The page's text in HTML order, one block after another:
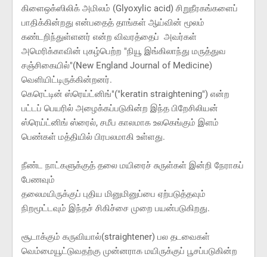
கிளைஒக்ஸிலிக் அமிலம் (Glyoxylic acid) சிறுநீரகங்களைப்
பாதிக்கின்றது என்பதைத் தாங்கள் ஆய்வின் மூலம்
கண்டறிந்துள்ளனர் என்ற விவரத்தைப் அவர்கள்
அமெரிக்காவின் புகழ்பெற்ற "நியூ இங்கிலாந்து மருத்துவ
சஞ்சிகையில்"(New England Journal of Medicine)
வெளியிட்டிருக்கின்றனர்.
கெரெட்டின் ஸ்ரெய்ட்னிங்"("keratin straightening") என்ற
பட்டப் பெயரில் அழைக்கப்படுகின்ற இந்த பிறேசிலியன்
ஸ்ரெய்ட்னிங் ஸ்ரைல், சமீப காலமாக உலகெங்கும் இளம்
பெண்கள் மத்தியில் பிரபலமாகி உள்ளது.
நீண்ட நாட்களுக்குத் தலை மயிரைச் சுருள்கள் இன்றி நேராகப்
பேணவும்
தலைமயிருக்குப் புதிய மினுமினுப்பை ஏற்படுத்தவும்
நிறமூட்டவும் இந்தச் சிகிச்சை முறை பயன்படுகிறது.
சூடாக்கும் கருவியால்(straightener) பல தடவைகள்
வெம்மையூட்டுவதற்கு முன்னராக மயிருக்குப் பூசப்படுகின்ற